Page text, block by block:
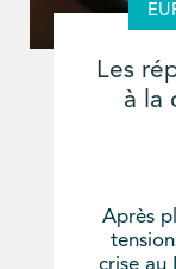
Les
à la
Après
crise au